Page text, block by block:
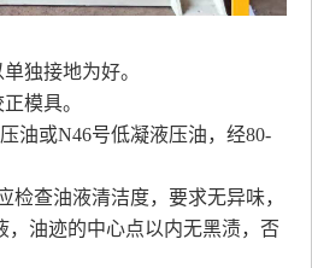
独接地为好。
模具。
油或N46号低凝液压油，经80-
检查油液清洁度，要求无异味，
，油迹的中心点以内无黑渍，否